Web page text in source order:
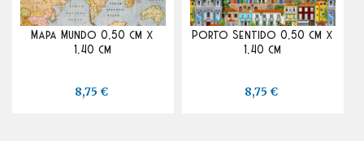
Mapa Mundo 0,50 cm x
1,40 cm
8,75 €
Porto Sentido 0,50 cm x
1,40 cm
8,75 €